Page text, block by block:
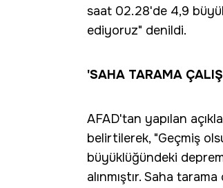
saat 02.28'de 4,9
ediyoruz" denildi.
'SAHA TARAMA
AFAD'tan yapılan
belirtilerek, "Geçmiş
büyüklüğündeki
alınmıştır. Saha